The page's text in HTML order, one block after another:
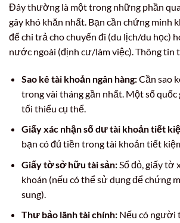
Đây thường là một trong những phần
gây khó khăn nhất. Bạn cần chứng minh
để chi trả cho chuyến đi (du lịch/du học)
nước ngoài (định cư/làm việc). Thông tin
Sao kê tài khoản ngân hàng:Cần sao
trong vài tháng gần nhất. Một số quốc
tối thiểu cụ thể.
Giấy xác nhận số dư tài khoản tiết
bạn có đủ tiền trong tài khoản tiết
Giấy tờ sở hữu tài sản:Sổ đỏ, giấy tờ
khoán (nếu có thể sử dụng để chứng
sung).
Thư bảo lãnh tài chính:Nếu có người